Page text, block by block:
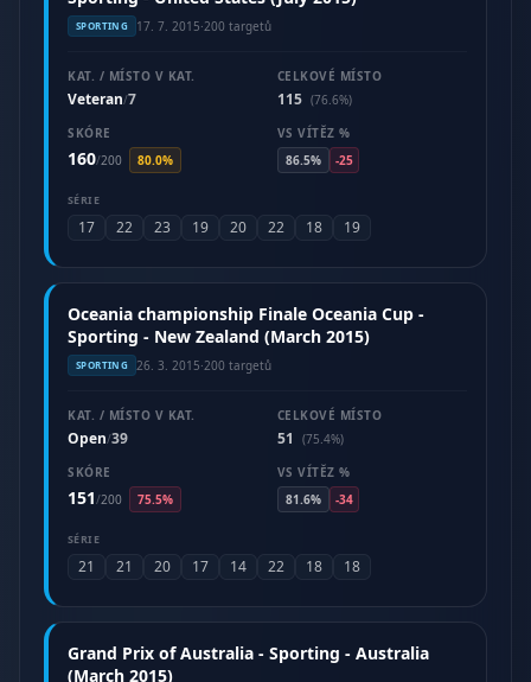
SPORTING 17. 7. 2015·200 targetů
KAT. / MÍSTO V KAT.
Veteran/7
CELKOVÉ MÍSTO
115 (76.6%)
SKÓRE
160/200 80.0%
VS VÍTĚZ %
86.5%
-25
SÉRIE
17 22 23 19 20 22 18 19
Oceania championship Finale Oceania Cup -
Sporting - New Zealand (March 2015)
SPORTING 26. 3. 2015·200 targetů
KAT. / MÍSTO V KAT.
Open/39
CELKOVÉ MÍSTO
51
(75.4%)
SKÓRE
151/200 75.5%
VS VÍTĚZ %
81.6%
-34
SÉRIE
21 21 20 17 14 22 18 18
Grand Prix of Australia - Sporting - Australia
(March 2015)